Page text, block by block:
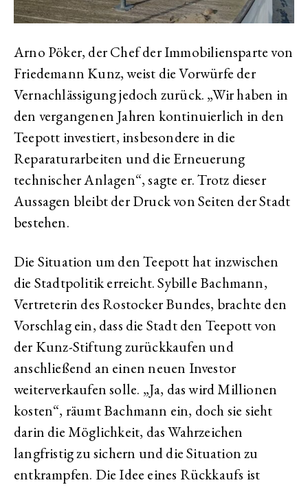
Arno Pöker, der Chef der Immobiliensparte von
Friedemann Kunz, weist die Vorwürfe der
Vernachlässigung jedoch zurück. „Wir haben in
den vergangenen Jahren kontinuierlich in den
Teepott investiert, insbesondere in die
Reparaturarbeiten und die Erneuerung
technischer Anlagen“, sagte er. Trotz dieser
Aussagen bleibt der Druck von Seiten der Stadt
bestehen.
Die Situation um den Teepott hat inzwischen
die Stadtpolitik erreicht. Sybille Bachmann,
Vertreterin des Rostocker Bundes, brachte den
Vorschlag ein, dass die Stadt den Teepott von
der Kunz-Stiftung zurückkaufen und
anschließend an einen neuen Investor
weiterverkaufen solle. „Ja, das wird Millionen
kosten“, räumt Bachmann ein, doch sie sieht
darin die Möglichkeit, das Wahrzeichen
langfristig zu sichern und die Situation zu
entkrampfen. Die Idee eines Rückkaufs ist